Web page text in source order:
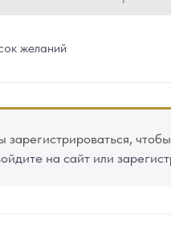
желаний
на сайт или